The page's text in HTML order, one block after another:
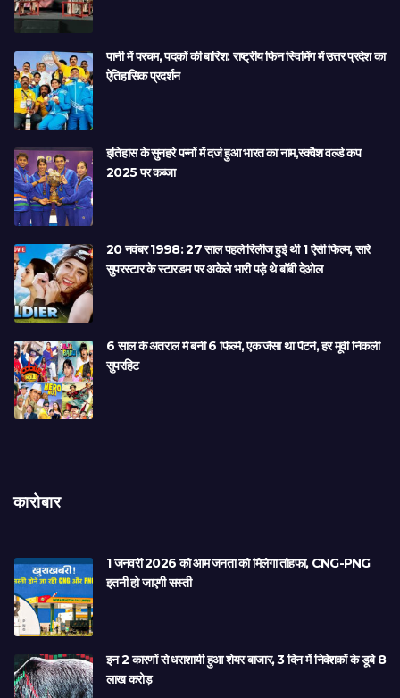
पानी में परचम, पदकों की बारिश: राष्ट्रीय फिन स्विमिंग में उत्तर प्रदेश का
ऐतिहासिक प्रदर्शन
इतिहास के सुनहरे पन्नों में दर्ज हुआ भारत का नाम,स्क्वैश वर्ल्ड कप
2025 पर कब्जा
20 नवंबर 1998: 27 साल पहले रिलीज हुई थी 1 ऐसी फिल्म, सारे
सुपरस्टार के स्टारडम पर अकेले भारी पड़े थे बॉबी देओल
6 साल के अंतराल में बनीं 6 फिल्में, एक जैसा था पैटर्न, हर मूवी निकली
सुपरहिट
कारोबार
1 जनवरी 2026 को आम जनता को मिलेगा तोहफा, CNG-PNG
इतनी हो जाएगी सस्ती
इन 2 कारणों से धराशायी हुआ शेयर बाजार, 3 दिन में निवेशकों के डूबे 8
लाख करोड़